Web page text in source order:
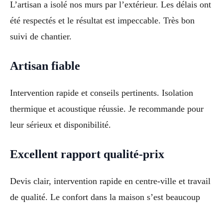
L’artisan a isolé nos murs par l’extérieur. Les délais ont
été respectés et le résultat est impeccable. Très bon
suivi de chantier.
Artisan fiable
Intervention rapide et conseils pertinents. Isolation
thermique et acoustique réussie. Je recommande pour
leur sérieux et disponibilité.
Excellent rapport qualité-prix
Devis clair, intervention rapide en centre-ville et travail
de qualité. Le confort dans la maison s’est beaucoup